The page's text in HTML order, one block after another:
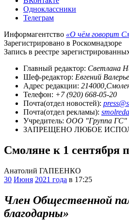
Одноклассники
Телеграм
Информагентство «О чём говорит
Зарегистрировано в Роскомнадзоре
Запись в реестре
Главный редактор: Светлана
Шеф-редактор: Евгений
Адрес редакции:
Телефон: +7 (920) 668-05-20
Почта(отдел новостей):
Почта(отдел рекламы):
Учредитель: ООО "Группа ГС"
ЗАПРЕЩЕНО ЛЮБОЕ
Смоляне к 1 сентября
Анатолий ГАПЕЕНКО
30 Июня 2021 года в 17:25
Член Общественной
благодарны»